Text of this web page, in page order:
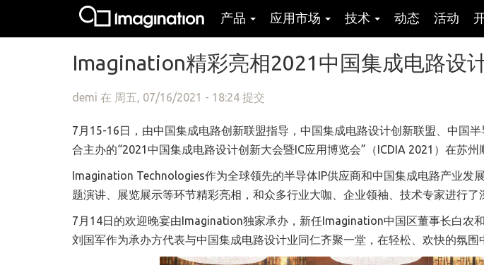
产品 应用市场 技术 动态 活动
Imagination精彩亮相2021中国集成电路设
demi 在 周五, 07/16/2021 - 18:24 提交
7月15-16日，由中国集成电路创新联盟指导，中国集成电路设计创新联盟、中国
合主办的“2021中国集成电路设计创新大会暨IC应用博览会”（ICDIA 2021）在苏州
Imagination Technologies作为全球领先的半导体IP供应商和中国集成电路产业发
题演讲、展览展示等环节精彩亮相，和众多行业大咖、企业领袖、技术专家进行了
7月14日的欢迎晚宴由Imagination独家承办，新任Imagination中国区董事长白农
刘国军作为承办方代表与中国集成电路设计业同仁齐聚一堂，在轻松、欢快的氛围